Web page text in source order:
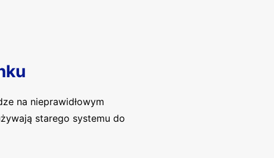
na nieprawidłowym
starego systemu do